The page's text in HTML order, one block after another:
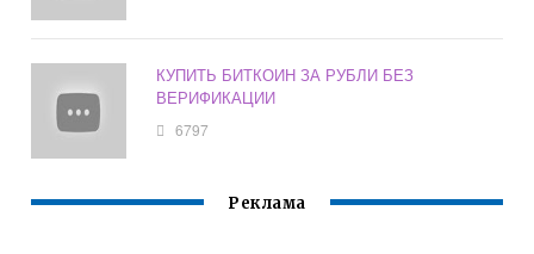
КУПИТЬ БИТКОИН ЗА РУБЛИ БЕЗ
ВЕРИФИКАЦИИ
6797
Реклама